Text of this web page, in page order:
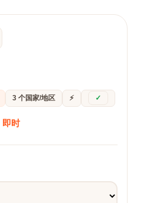
3 个国家/地区 ⚡ ✓
即时